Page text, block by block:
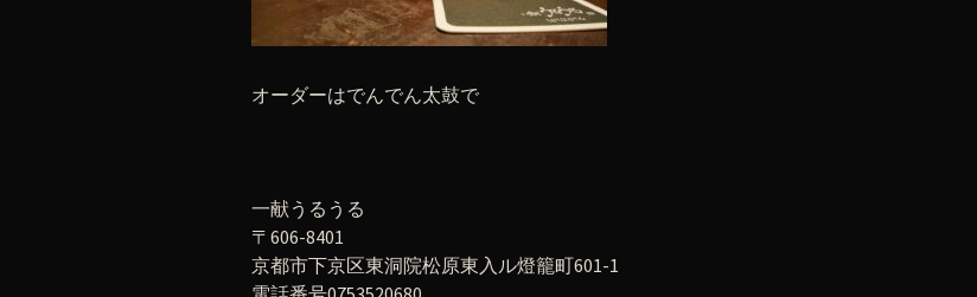
オーダーはでんでん太鼓で
一献うるうる
〒606-8401
京都市下京区東洞院松原東入ル燈籠町601-1